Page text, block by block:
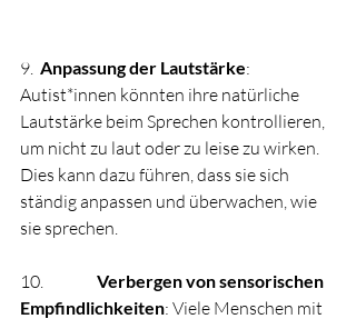
9. Anpassung der Lautstärke:
Autist*innen könnten ihre natürliche
Lautstärke beim Sprechen kontrollieren,
um nicht zu laut oder zu leise zu wirken.
Dies kann dazu führen, dass sie sich
ständig anpassen und überwachen, wie
sie sprechen.
10. Verbergen von sensorischen
Empfindlichkeiten: Viele Menschen mit